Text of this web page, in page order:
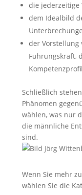
die jederzeitige
dem Idealbild
der Vorstellung
Führungskraft,
Schließlich
Phänomen
wählen, was nur
die männliche
sind.
Wenn Sie mehr
wählen Sie die